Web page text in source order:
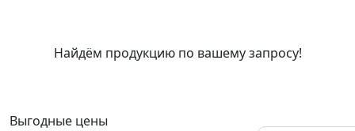
Найдём продукцию по вашему запросу!
Выгодные цены